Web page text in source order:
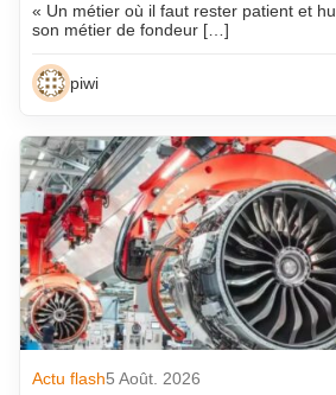
« Un métier où il faut rester patient et
son métier de fondeur […]
piwi
Actu flash5 Août. 2026